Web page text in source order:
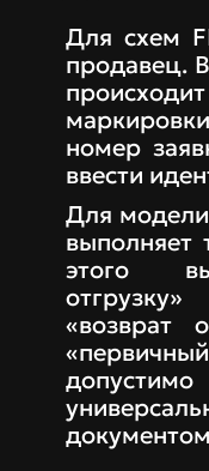
Для схем
продавец.
номер
ввести
Для модели
выполняет
этого
«возврат